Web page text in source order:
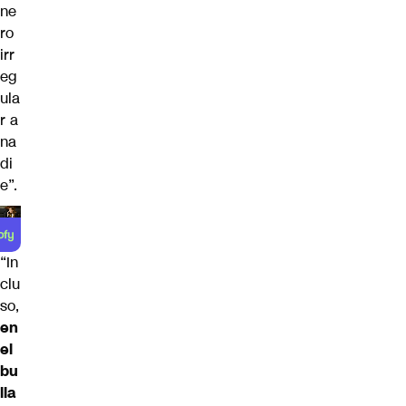
ne
ro
irr
eg
ula
r a
na
di
e”.
“In
clu
so,
en
el
bu
lla